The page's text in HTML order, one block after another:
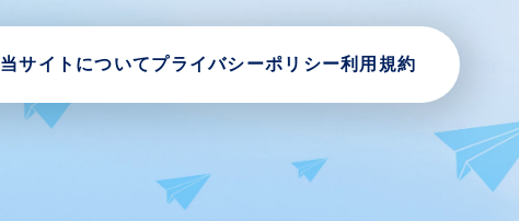
当サイトについてプライバシーポリシー利用規約